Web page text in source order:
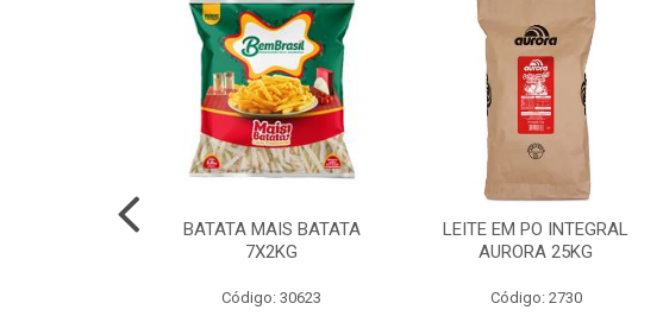
BATATA MAIS BATATA
7X2KG
Código: 30623
LEITE EM PO INTEGRAL
AURORA 25KG
Código: 2730